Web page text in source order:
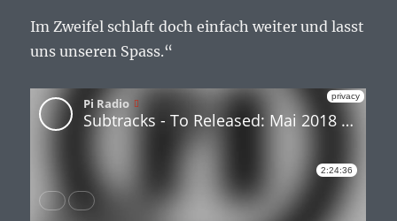
Im Zweifel schlaft doch einfach weiter und lasst
uns unseren Spass.“